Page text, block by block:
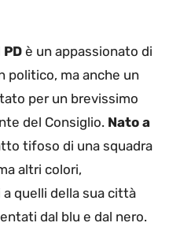
è un appassionato di
politico, ma anche un
per un brevissimo
del Consiglio. Nato a
tifoso di una squadra
altri colori,
quelli della sua città
dal blu e dal nero.